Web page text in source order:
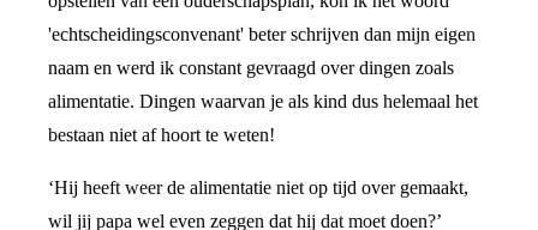
'echtscheidingsconvenant' beter schrijven dan mijn eigen
naam en werd ik constant gevraagd over dingen zoals
alimentatie. Dingen waarvan je als kind dus helemaal het
bestaan niet af hoort te weten!
‘Hij heeft weer de alimentatie niet op tijd over gemaakt,
wil jij papa wel even zeggen dat hij dat moet doen?’